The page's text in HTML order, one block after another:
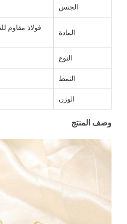
الجنس
المادة
النوع
النمط
الوزن
وصف المنتج